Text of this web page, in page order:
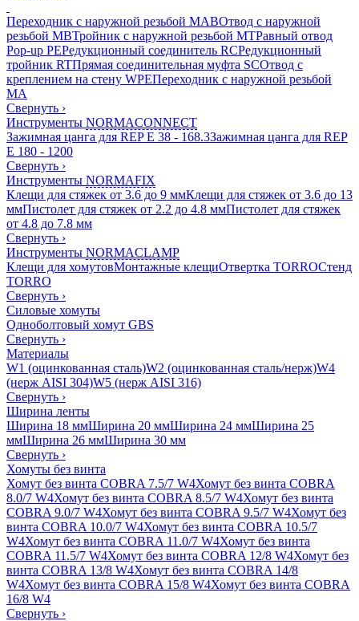
Переходник с наружной резьбой MABОтвод с наружной
резьбой MBТройник с наружной резьбой MTРавный отвод
Pop-up PEРедукционный соединитель RCРедукционный
тройник RTПрямая соединительная муфта SCОтвод с
креплением на стену WPEПереходник с наружной резьбой
MA
Свернуть ›
Инструменты NORMACONNECT
Зажимная цанга для REP E 38 - 168.3Зажимная цанга для REP
E 180 - 1200
Свернуть ›
Инструменты NORMAFIX
Клещи для стяжек от 3.6 до 9 ммКлещи для стяжек от 3.6 до 13
ммПистолет для стяжек от 2.2 до 4.8 ммПистолет для стяжек
от 4.8 до 7.8 мм
Свернуть ›
Инструменты NORMACLAMP
Клещи для хомутовМонтажные клещиОтвертка TORROСтенд
TORRO
Свернуть ›
Силовые хомуты
Одноболтовый хомут GBS
Свернуть ›
Материалы
W1 (оцинкованная сталь)W2 (оцинкованная сталь/нерж)W4
(нерж AISI 304)W5 (нерж AISI 316)
Свернуть ›
Ширина ленты
Ширина 18 ммШирина 20 ммШирина 24 ммШирина 25
ммШирина 26 ммШирина 30 мм
Свернуть ›
Хомуты без винта
Хомут без винта COBRA 7.5/7 W4Хомут без винта COBRA
8.0/7 W4Хомут без винта COBRA 8.5/7 W4Хомут без винта
COBRA 9.0/7 W4Хомут без винта COBRA 9.5/7 W4Хомут без
винта COBRA 10.0/7 W4Хомут без винта COBRA 10.5/7
W4Хомут без винта COBRA 11.0/7 W4Хомут без винта
COBRA 11.5/7 W4Хомут без винта COBRA 12/8 W4Хомут без
винта COBRA 13/8 W4Хомут без винта COBRA 14/8
W4Хомут без винта COBRA 15/8 W4Хомут без винта COBRA
16/8 W4
Свернуть ›